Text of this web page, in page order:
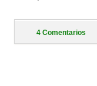
4 Comentarios